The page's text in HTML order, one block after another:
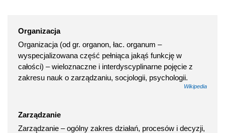
Organizacja
Organizacja (od gr. organon, łac. organum –
wyspecjalizowana część pełniąca jakąś funkcję w
całości) – wieloznaczne i interdyscyplinarne pojęcie z
zakresu nauk o zarządzaniu, socjologii, psychologii.
Wikipedia
Zarządzanie
Zarządzanie – ogólny zakres działań, procesów i decyzji,